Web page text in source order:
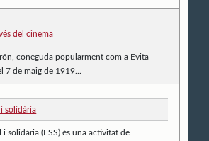
del cinema
coneguda popularment com a Evita
7 de maig de 1919...
solidària
i solidària (ESS) és una activitat de